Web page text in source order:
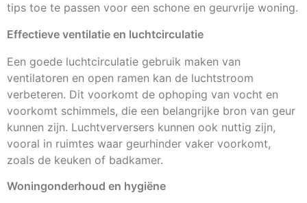
tips toe te passen voor een schone en geurvrije woning.
Effectieve ventilatie en luchtcirculatie
Een goede luchtcirculatie gebruik maken van
ventilatoren en open ramen kan de luchtstroom
verbeteren. Dit voorkomt de ophoping van vocht en
voorkomt schimmels, die een belangrijke bron van geur
kunnen zijn. Luchtverversers kunnen ook nuttig zijn,
vooral in ruimtes waar geurhinder vaker voorkomt,
zoals de keuken of badkamer.
Woningonderhoud en hygiëne